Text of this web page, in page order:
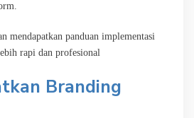
mendapatkan panduan implementasi
rapi dan profesional
Branding